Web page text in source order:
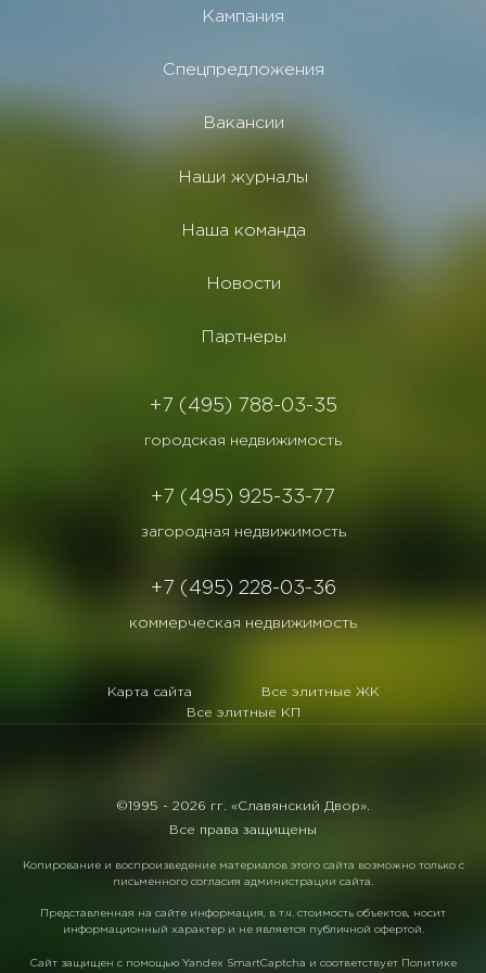
Кампания
Спецпредложения
Вакансии
Наши журналы
Наша команда
Новости
Партнеры
+7 (495) 788-03-35
городская недвижимость
+7 (495) 925-33-77
загородная недвижимость
+7 (495) 228-03-36
коммерческая недвижимость
Карта сайта
Все элитные ЖК
Все элитные КП
©1995 - 2026 гг. «Славянский Двор».
Все права защищены
Копирование и воспроизведение материалов этого сайта возможно только с
письменного согласия администрации сайта.
Представленная на сайте информация, в т.ч. стоимость объектов, носит
информационный характер и не является публичной офертой.
Сайт защищен с помощью Yandex SmartCaptcha и соответствует Политике